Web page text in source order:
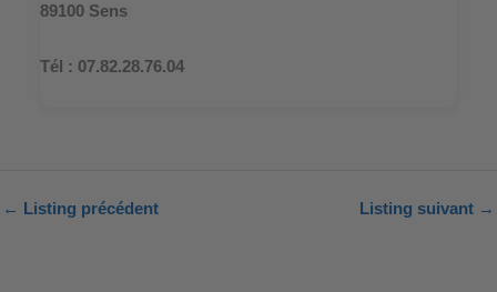
89100 Sens
Tél : 07.82.28.76.04
← Listing précédent Listing suivant →